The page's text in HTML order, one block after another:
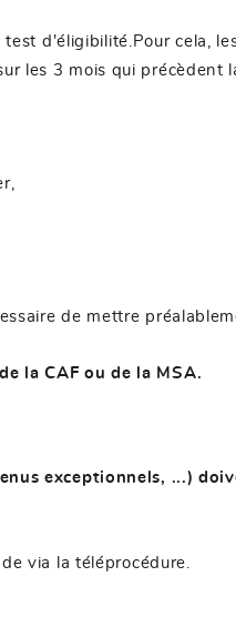
d'éligibilité.Pour cela,
les 3 mois qui précèdent
de mettre
la CAF ou de la MSA.
exceptionnels, ...)
via la téléprocédure.